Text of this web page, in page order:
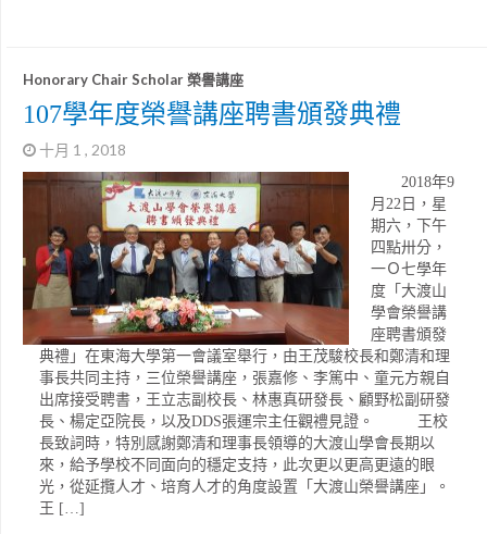
Honorary Chair Scholar 榮譽講座
107學年度榮譽講座聘書頒發典禮
十月 1 , 2018
2018年9
月22日，星
期六，下午
四點卅分，
一Ｏ七學年
度「大渡山
學會榮譽講
座聘書頒發
典禮」在東海大學第一會議室舉行，由王茂駿校長和鄭清和理
事長共同主持，三位榮譽講座，張嘉修、李篤中、童元方親自
出席接受聘書，王立志副校長、林惠真研發長、顧野松副研發
長、楊定亞院長，以及DDS張運宗主任觀禮見證。 王校
長致詞時，特別感謝鄭清和理事長領導的大渡山學會長期以
來，給予學校不同面向的穩定支持，此次更以更高更遠的眼
光，從延攬人才、培育人才的角度設置「大渡山榮譽講座」。
王 […]